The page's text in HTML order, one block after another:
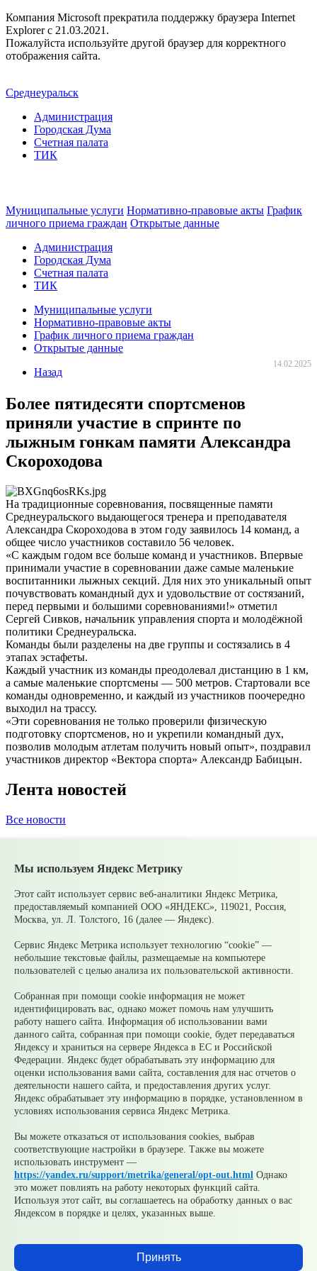
Компания Microsoft прекратила поддержку браузера Internet
Explorer c 21.03.2021.
Пожалуйста используйте другой браузер для корректного
отображения сайта.
Среднеуральск
Администрация
Городская Дума
Счетная палата
ТИК
Муниципальные услуги Нормативно-правовые акты График
личного приема граждан Открытые данные
Администрация
Городская Дума
Счетная палата
ТИК
Муниципальные услуги
Нормативно-правовые акты
График личного приема граждан
Открытые данные
Назад
14.02.2025
Более пятидесяти спортсменов
приняли участие в спринте по
лыжным гонкам памяти Александра
Скороходова
На традиционные соревнования, посвященные памяти
Среднеуральского выдающегося тренера и преподавателя
Александра Скороходова в этом году заявилось 14 команд, а
общее число участников составило 56 человек.
«С каждым годом все больше команд и участников. Впервые
принимали участие в соревновании даже самые маленькие
воспитанники лыжных секций. Для них это уникальный опыт
почувствовать командный дух и удовольствие от состязаний,
перед первыми и большими соревнованиями!» отметил
Сергей Сивков, начальник управления спорта и молодёжной
политики Среднеуральска.
Команды были разделены на две группы и состязались в 4
этапах эстафеты.
Каждый участник из команды преодолевал дистанцию в 1 км,
а самые маленькие спортсмены — 500 метров. Стартовали все
команды одновременно, и каждый из участников поочередно
выходил на трассу.
«Эти соревнования не только проверили физическую
подготовку спортсменов, но и укрепили командный дух,
позволив молодым атлетам получить новый опыт», поздравил
участников директор «Вектора спорта» Александр Бабицын.
Лента новостей
Все новости
05 августаНалоги на имущество детей: как родителям
взыскания
05 августаРассчитать налог по прогрессивной шкале
удобнее с помощью онлайн – калькулятора НДФЛ
своих близких?
04 августаСтартовал набор на образовательную
программу «Патриоты» для участников СВО и их семей
обяжут резервировать у крупных работодателей
Свердловской области для ветеранов боевых действий
Мы используем Яндекс Метрику
Этот сайт использует сервис веб-аналитики Яндекс Метрика,
предоставляемый компанией ООО «ЯНДЕКС», 119021, Россия,
Москва, ул. Л. Толстого, 16 (далее — Яндекс).
Сервис Яндекс Метрика использует технологию “cookie” —
небольшие текстовые файлы, размещаемые на компьютере
пользователей с целью анализа их пользовательской активности.
Собранная при помощи cookie информация не может
идентифицировать вас, однако может помочь нам улучшить
работу нашего сайта. Информация об использовании вами
данного сайта, собранная при помощи cookie, будет передаваться
Яндексу и храниться на сервере Яндекса в ЕС и Российской
Федерации. Яндекс будет обрабатывать эту информацию для
оценки использования вами сайта, составления для нас отчетов о
деятельности нашего сайта, и предоставления других услуг.
Яндекс обрабатывает эту информацию в порядке, установленном в
условиях использования сервиса Яндекс Метрика.
Вы можете отказаться от использования cookies, выбрав
соответствующие настройки в браузере. Также вы можете
использовать инструмент —
https://yandex.ru/support/metrika/general/opt-out.html Однако
это может повлиять на работу некоторых функций сайта.
Используя этот сайт, вы соглашаетесь на обработку данных о вас
Яндексом в порядке и целях, указанных выше.
Принять
© 2026 Официальный сайт Муниципального округа
Среднеуральск Свердловской области
Карта сайта Архив
Ваше сообщение отправлено
Приемная главы
Выбрать тему
обращения
Согласен(а) на обработку, хранение и направление моих